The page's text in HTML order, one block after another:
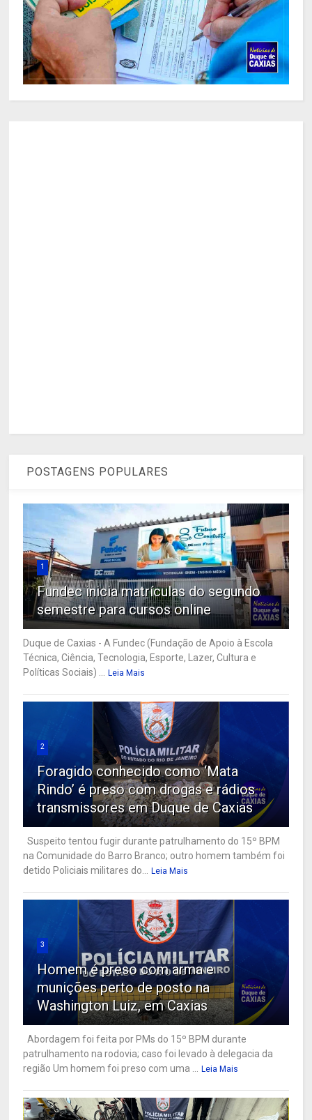
POSTAGENS POPULARES
1
Fundec inicia matrículas do segundo
semestre para cursos online
Duque de Caxias - A Fundec (Fundação de Apoio à Escola
Técnica, Ciência, Tecnologia, Esporte, Lazer, Cultura e
Políticas Sociais) ...
Leia Mais
2
Foragido conhecido como ‘Mata
Rindo’ é preso com drogas e rádios
transmissores em Duque de Caxias
Suspeito tentou fugir durante patrulhamento do 15º BPM
na Comunidade do Barro Branco; outro homem também foi
detido Policiais militares do...
Leia Mais
3
Homem é preso com arma e
munições perto de posto na
Washington Luiz, em Caxias
Abordagem foi feita por PMs do 15º BPM durante
patrulhamento na rodovia; caso foi levado à delegacia da
região Um homem foi preso com uma ...
Leia Mais